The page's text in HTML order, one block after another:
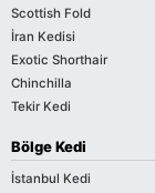
Scottish Fold
İran Kedisi
Exotic Shorthair
Chinchilla
Tekir Kedi
Bölge Kedi
İstanbul Kedi